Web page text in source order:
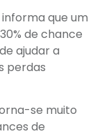
que um
de chance
ajudar a
perdas
se muito
de